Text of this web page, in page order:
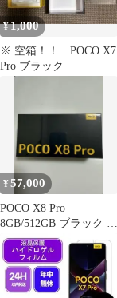
¥1,000
※ 空箱！！ POCO X7
Pro ブラック
¥57,000
POCO X8 Pro
8GB/512GB ブラック 本
体 グローバル版